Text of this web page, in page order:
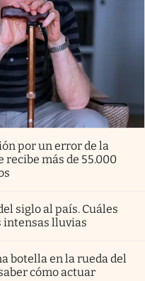
por un error de la
recibe más de 55.000
siglo al país. Cuáles
intensas lluvias
botella en la rueda del
cómo actuar